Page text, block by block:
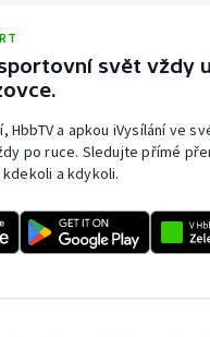
svět vždy
HbbTV a apkou iVysílání ve
po ruce. Sledujte přímé
a kdykoli.